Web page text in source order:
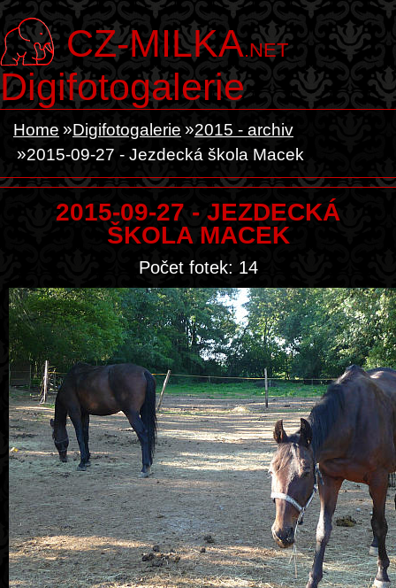
CZ-MILKA.NET
Digifotogalerie
Home Digifotogalerie
2015 - archiv
2015-09-27 - Jezdecká škola Macek
2015-09-27 - JEZDECKÁ
ŠKOLA MACEK
Počet fotek: 14